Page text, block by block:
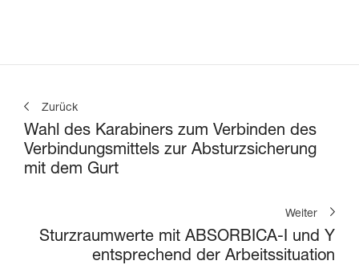
Zurück
Wahl des Karabiners zum Verbinden des
Verbindungsmittels zur Absturzsicherung
mit dem Gurt
Weiter
Sturzraumwerte mit ABSORBICA-I und Y
entsprechend der Arbeitssituation